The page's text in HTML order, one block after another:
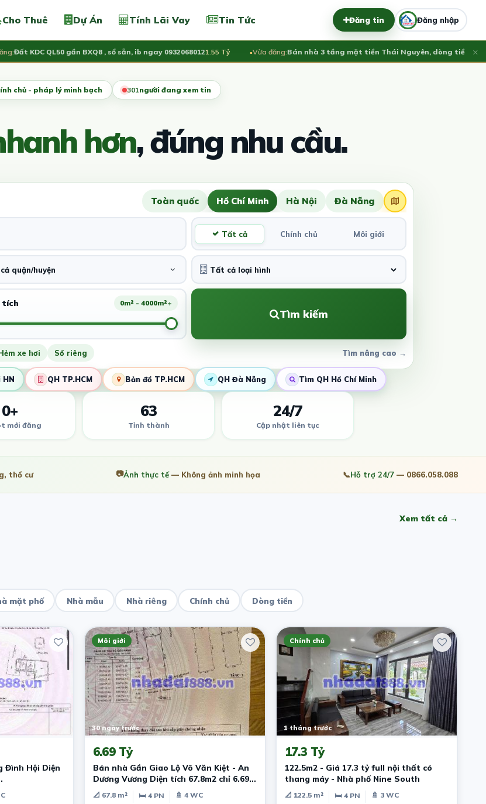
Cho Thuê Dự Án Tính Lãi Vay Tin Tức Đăng tin Đăng nhập
KDC QL50 gần BXQ8 , sổ sẵn, ib ngay 09320680121.55 Tỷ Vừa đăng:Bán nhà 3 tầng mặt tiền Thái Nguyên, dòng tiền ổn định×
chủ - pháp lý minh bạch 305người đang xem tin
hơn, đúng nhu cầu.
Toàn quốc Hồ Chí Minh Hà Nội Đà Nẵng
Tất cả Chính chủ Môi giới
quận/huyện
tích 0m² - 4000m²+
Tìm kiếm
xe hơi Sổ riêng Tìm nâng cao →
QH TP.HCM Bản đồ TP.HCM QH Đà Nẵng Tìm QH Hồ Chí Minh
0+
mới đăng
63
Tỉnh thành
24/7
Cập nhật liên tục
thổ cư 📷Ảnh thực tế— Không ảnh minh họa 📞Hỗ trợ 24/7 — 0866.058.088
Xem tất cả →
mặt phố Nhà mẫu Nhà riêng Chính chủ Dòng tiền
Đình Hội Diện
Môi giới
30 ngày trước
6.69 Tỷ
Bán nhà Gần Giao Lộ Võ Văn Kiệt - An
Dương Vương Diện tích 67.8m2 chỉ 6.69
Tỷ.
📐 67.8 m² 🛏 4 PN
🚿 4 WC
Chính chủ
1 tháng trước
17.3 Tỷ
122.5m2 - Giá 17.3 tỷ full nội thất có
thang máy - Nhà phố Nine South
📐 122.5 m² 🛏 4 PN
🚿 3 WC